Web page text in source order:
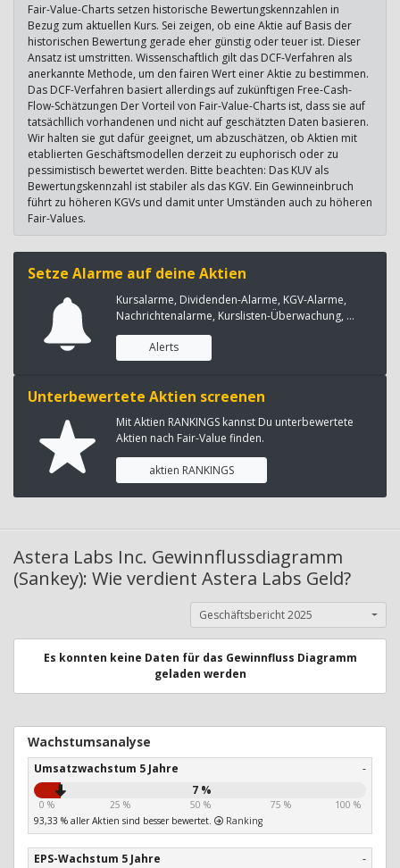
Fair-Value-Charts setzen historische Bewertungskennzahlen in
Bezug zum aktuellen Kurs. Sei zeigen, ob eine Aktie auf Basis der
historischen Bewertung gerade eher günstig oder teuer ist. Dieser
Ansatz ist umstritten. Wissenschaftlich gilt das DCF-Verfahren als
anerkannte Methode, um den fairen Wert einer Aktie zu bestimmen.
Das DCF-Verfahren basiert allerdings auf zukünftigen Free-Cash-
Flow-Schätzungen Der Vorteil von Fair-Value-Charts ist, dass sie auf
tatsächllich vorhandenen und nicht auf geschätzten Daten basieren.
Wir halten sie gut dafür geeignet, um abzuschätzen, ob Aktien mit
etablierten Geschäftsmodellen derzeit zu euphorisch oder zu
pessimistisch bewertet werden. Bitte beachten: Das KUV als
Bewertungskennzahl ist stabiler als das KGV. Ein Gewinneinbruch
führt zu höheren KGVs und damit unter Umständen auch zu höheren
Fair-Values.
Setze Alarme auf deine Aktien
Kursalarme, Dividenden-Alarme, KGV-Alarme,
Nachrichtenalarme, Kurslisten-Überwachung, ...
Alerts
Unterbewertete Aktien screenen
Mit Aktien RANKINGS kannst Du unterbewertete
Aktien nach Fair-Value finden.
aktien RANKINGS
Astera Labs Inc. Gewinnflussdiagramm
(Sankey): Wie verdient Astera Labs Geld?
Geschäftsbericht 2025
Es konnten keine Daten für das Gewinnfluss Diagramm
geladen werden
Wachstumsanalyse
Umsatzwachstum 5 Jahre
-
7 %
0 % 25 % 50 % 75 %
100 %
93,33 % aller Aktien sind besser bewertet.
Ranking
EPS-Wachstum 5 Jahre
-